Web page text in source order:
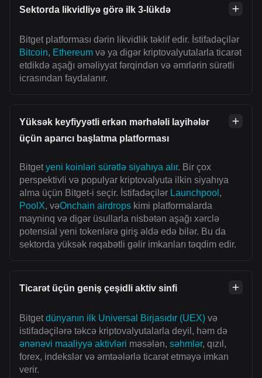
Sektorda likvidliyə görə ilk 3-lükdə
Bitget platforması dərin likvidlik təklif edir. İstifadəçilər
Bitcoin, Ethereum və ya digər kriptovalyutalarla ticarət
etdikdə aşağı əməliyyat fərqindən və əmrlərin sürətli
icrasından faydalanır.
Yüksək keyfiyyətli erkən mərhələli layihələr
üçün aparıcı başlatma platforması
Bitget yeni koinləri sürətlə siyahıya alır. Bir çox
perspektivli və populyar kriptovalyuta ilkin siyahıya
alma üçün Bitget-i seçir. İstifadəçilər Launchpool ,
PoolX, vəOnchain airdrops kimi platformalarda
mayninq və digər üsullarla nisbətən aşağı xərclə
potensial yeni tokenlərə giriş əldə edə bilər. Bu da
sektorda yüksək rəqabətli gəlir imkanları təqdim edir.
Ticarət üçün geniş çeşidli aktiv sinfi
Bitget dünyanın ilk Universal Birjasıdır (UEX) və
istifadəçilərə təkcə kriptovalyutalarla deyil, həm də
ənənəvi maaliyyə aktivləri məsələn, səhmlər, qızıl,
forex, indekslər və əmtəələrlə ticarət etməyə imkan
verir.